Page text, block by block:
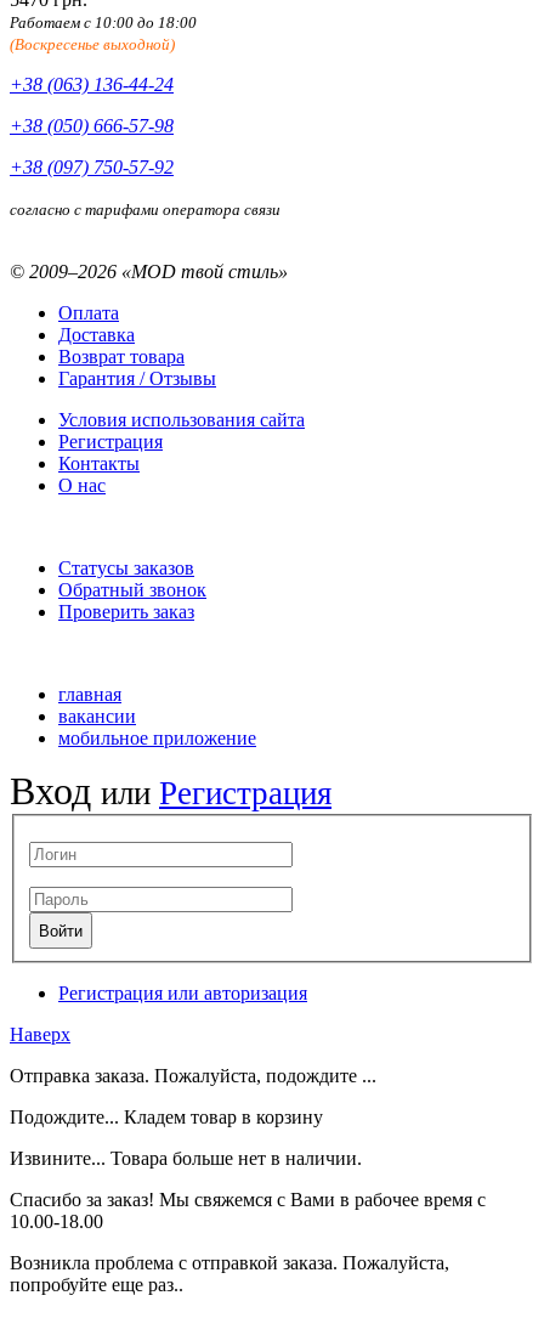
Работаем с 10:00 до 18:00
(Воскресенье выходной)
+38 (063) 136-44-24
+38 (050) 666-57-98
+38 (097) 750-57-92
согласно с тарифами оператора связи
© 2009–2026 «MOD твой стиль»
Оплата
Доставка
Возврат товара
Гарантия / Отзывы
Условия использования сайта
Регистрация
Контакты
О нас
Статусы заказов
Обратный звонок
Проверить заказ
главная
вакансии
мобильное приложение
Вход или Регистрация
Регистрация или авторизация
Наверх
Отправка заказа. Пожалуйста, подождите ...
Подождите... Кладем товар в корзину
Извините... Товара больше нет в наличии.
Спасибо за заказ! Мы свяжемся с Вами в рабочее время с
10.00-18.00
Возникла проблема с отправкой заказа. Пожалуйста,
попробуйте еще раз..